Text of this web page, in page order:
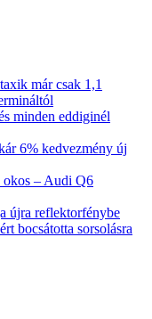
már csak 1,1
minden eddiginél
6% kedvezmény új
okos – Audi Q6
újra reflektorfénybe
bocsátotta sorsolásra